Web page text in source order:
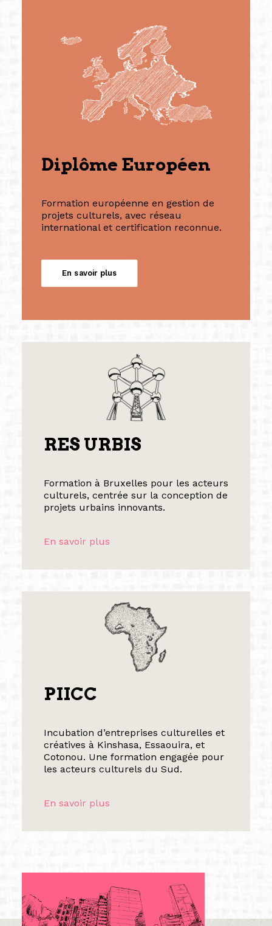
Diplôme Européen
Formation européenne en gestion de
projets culturels, avec réseau
international et certification reconnue.
En savoir plus
RES URBIS
Formation à Bruxelles pour les acteurs
culturels, centrée sur la conception de
projets urbains innovants.
En savoir plus
PIICC
Incubation d’entreprises culturelles et
créatives à Kinshasa, Essaouira, et
Cotonou. Une formation engagée pour
les acteurs culturels du Sud.
En savoir plus